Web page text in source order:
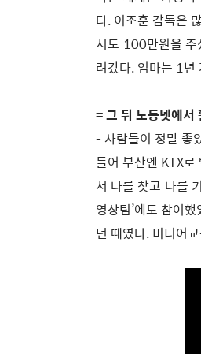
다. 이조훈 감독은
서도 100만원을 주
려갔다. 엄마는 1년
= 그 뒤 노동넷에서
- 사람들이 정말 좋
들어 부산엔 KTX
서 나를 찾고 나를
영상팀’에도 참여
던 때였다. 미디어